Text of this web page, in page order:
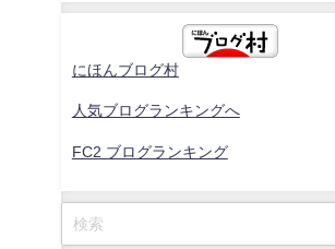
にほんブログ村
人気ブログランキングへ
FC2 ブログランキング